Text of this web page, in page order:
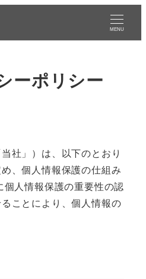
MENU
ーポリシー
社」）は、以下のとおり
、個人情報保護の仕組み
個人情報保護の重要性の認
ことにより、個人情報の